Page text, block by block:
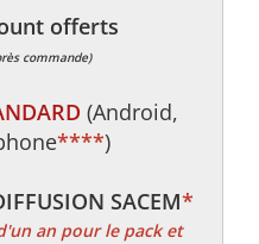
offerts
commande)
(Android,
****)
SACEM*
an pour le pack et